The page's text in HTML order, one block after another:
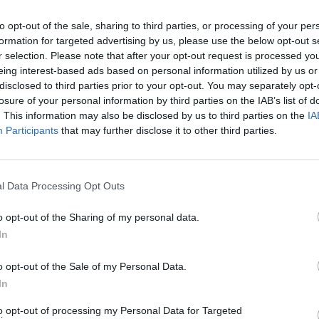
opt-out of the sale, sharing to third parties, or processing of your
for targeted advertising by us, please use the below opt-out
selection. Please note that after your opt-out request is processed
interest-based ads based on personal information utilized by us
to third parties prior to your opt-out. You may separately
of your personal information by third parties on the IAB’s list of
This information may also be disclosed by us to third parties on the
Participants that may further disclose it to other third parties.
Data Processing Opt Outs
opt-out of the Sharing of my personal data.
opt-out of the Sale of my Personal Data.
opt-out of processing my Personal Data for Targeted
UNIFY100: innovación de
en protección solar
y novedades Redacción
14/05/2018
Health acaba de lanzar al mercado un nuevo
de protección solar, basado en el trabajo de I+D y en
en el campo del autocuidado de la salud. Se trata
UNIFY100, un fotoprotector de amplio espectro
para este verano
la gama de productos solares de última generación
Ferrer y de venta exclusiva en farmacias, ha
su gama: un fotoprotector en aceite seco con